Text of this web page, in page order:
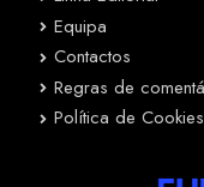
Equipa
Contactos
Regras de
Política de Cookies